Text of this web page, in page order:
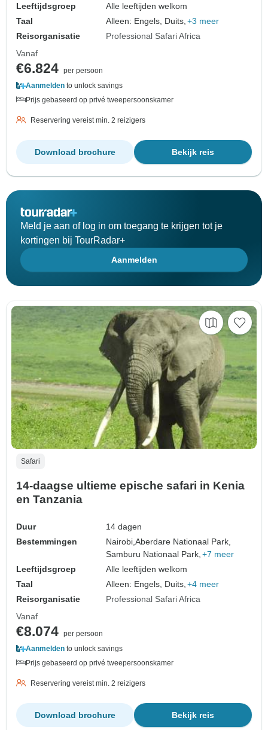
Leeftijdsgroep
Alle leeftijden welkom
Taal
Alleen: Engels, Duits, +3 meer
Reisorganisatie
Professional Safari Africa
Vanaf
€6.824 per persoon
Aanmelden to unlock savings
Prijs gebaseerd op privé tweepersoonskamer
Reservering vereist min. 2 reizigers
Bekijk reis
Download brochure
Meld je aan of log in om toegang te krijgen tot je
kortingen bij TourRadar+
Aanmelden
Safari
14-daagse ultieme epische safari in Kenia
en Tanzania
Duur
14 dagen
Bestemmingen
Nairobi,Aberdare Nationaal Park,
Samburu Nationaal Park, +7 meer
Leeftijdsgroep
Alle leeftijden welkom
Taal
Alleen: Engels, Duits, +4 meer
Reisorganisatie
Professional Safari Africa
Vanaf
€8.074 per persoon
Aanmelden to unlock savings
Prijs gebaseerd op privé tweepersoonskamer
Reservering vereist min. 2 reizigers
Bekijk reis
Download brochure